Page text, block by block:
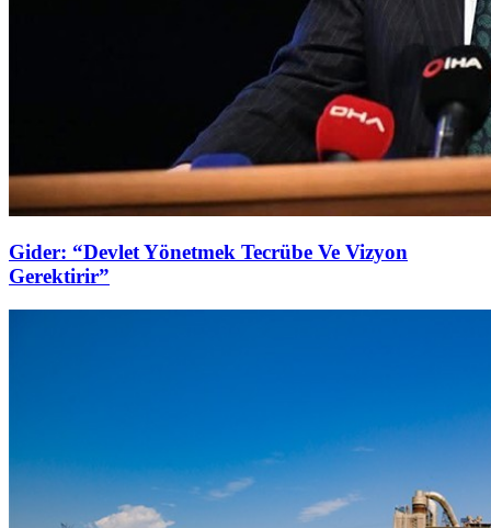
Gider: “Devlet Yönetmek Tecrübe Ve Vizyon
Gerektirir”